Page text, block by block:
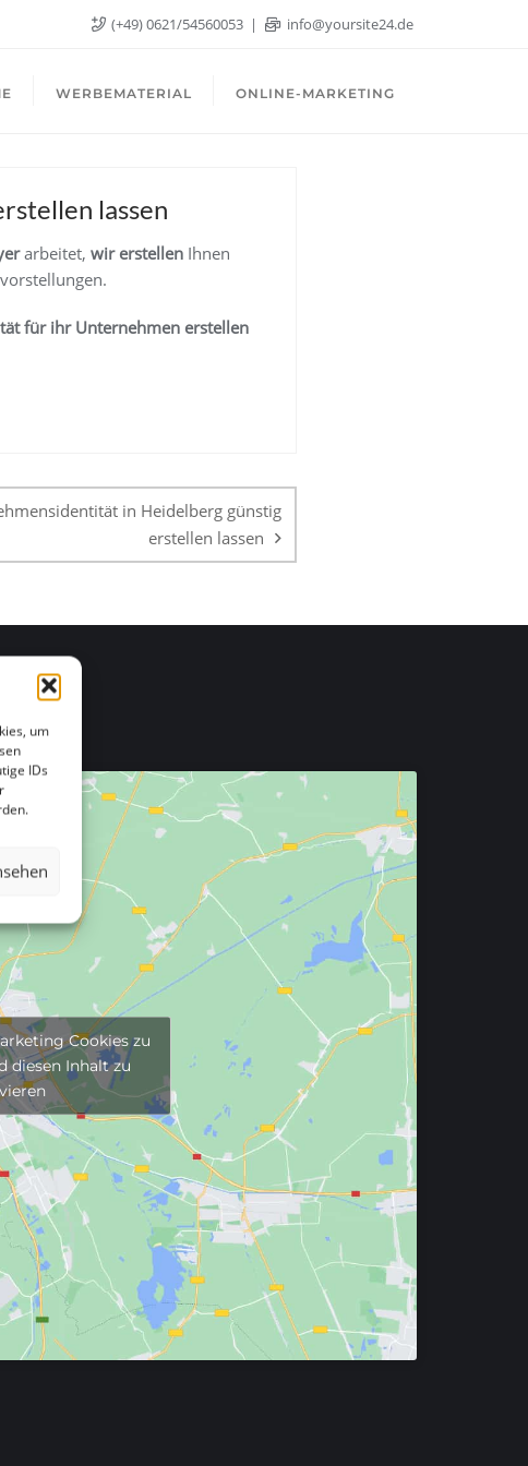
um
IDs
(+49) 0621/54560053 info@yoursite24.de
WERBEMATERIAL ONLINE-MARKETING
lassen
arbeitet, wir erstellen Ihnen
für ihr Unternehmen erstellen
in Heidelberg günstig
erstellen lassen
Cookies zu
diesen Inhalt zu